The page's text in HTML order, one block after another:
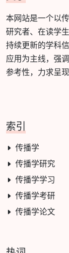
本网站是一个以
研究者、在读学
持续更新的学科
应用为主线，强
参考性，力求呈
索引
传播学
传播学研究
传播学学习
传播学考研
传播学论文